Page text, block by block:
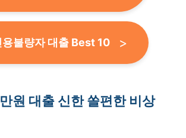
용불량자 대출 Best 10
원 대출 신한 쏠편한 비상